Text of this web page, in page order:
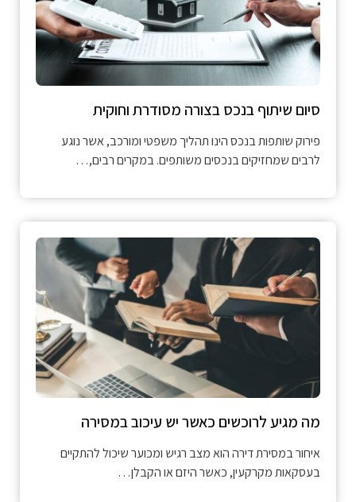
סיום שיתוף בנכס בצורה מסודרת וחוקית
פירוק שותפות בנכס הינו תהליך משפטי ומורכב, אשר נוגע
לרבים שמחזיקים בנכסים משותפים. במקרים רבים,…
מה מגיע לרוכשים כאשר יש עיכוב במסירה
איחור במסירת דירה הוא מצב רגיש ומכוער שיכול להתקיים
בעסקאות מקרקעין, כאשר היזם או הקבלן…